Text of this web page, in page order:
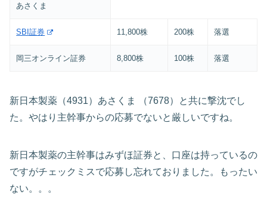
あさくま
SBI証券 11,800株 200株 落選
岡三オンライン証券 8,800株 100株 落選
新日本製薬（4931）あさくま （7678）と共に撃沈でし
た。やはり主幹事からの応募でないと厳しいですね。
新日本製薬の主幹事はみずほ証券と、口座は持っているの
ですがチェックミスで応募し忘れておりました。もったい
ない。。。